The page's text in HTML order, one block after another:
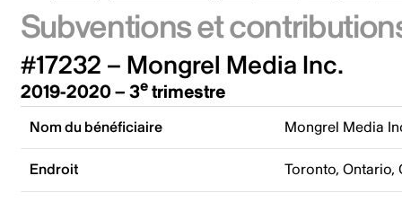
Subventions et
#17232 – Mongrel Media Inc.
2019-2020 – 3etrimestre
Nom du bénéficiaire Mongrel Media
Endroit Toronto, Ontario,